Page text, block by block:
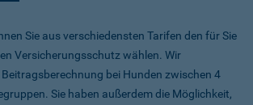
Sie aus verschiedensten Tarifen den für Sie
Versicherungsschutz wählen. Wir
bei Hunden zwischen 4
Sie haben außerdem die Möglichkeit,